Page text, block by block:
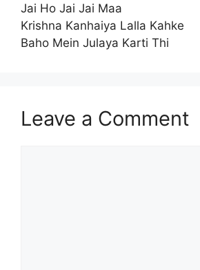
Jai Ho Jai Jai Maa
Krishna Kanhaiya Lalla Kahke
Baho Mein Julaya Karti Thi
Leave a Comment